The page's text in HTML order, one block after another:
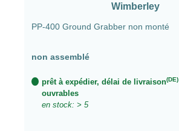
Wimberley
PP-400 Ground Grabber non monté
non assemblé
prêt à expédier, délai de livraison(DE)
ouvrables
en stock: > 5